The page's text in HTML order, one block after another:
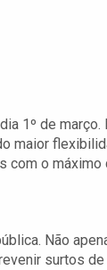
1º de março.
maior
com o máximo
Não
surtos